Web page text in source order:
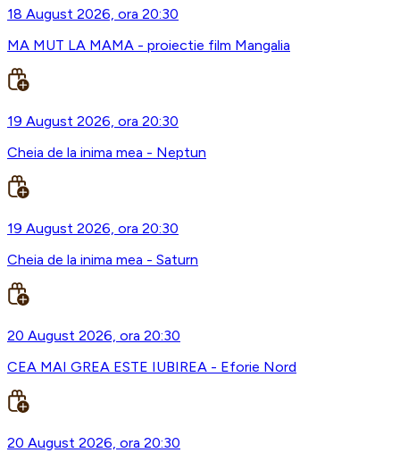
18 August 2026, ora 20:30
MA MUT LA MAMA - proiectie film Mangalia
19 August 2026, ora 20:30
Cheia de la inima mea - Neptun
19 August 2026, ora 20:30
Cheia de la inima mea - Saturn
20 August 2026, ora 20:30
CEA MAI GREA ESTE IUBIREA - Eforie Nord
20 August 2026, ora 20:30